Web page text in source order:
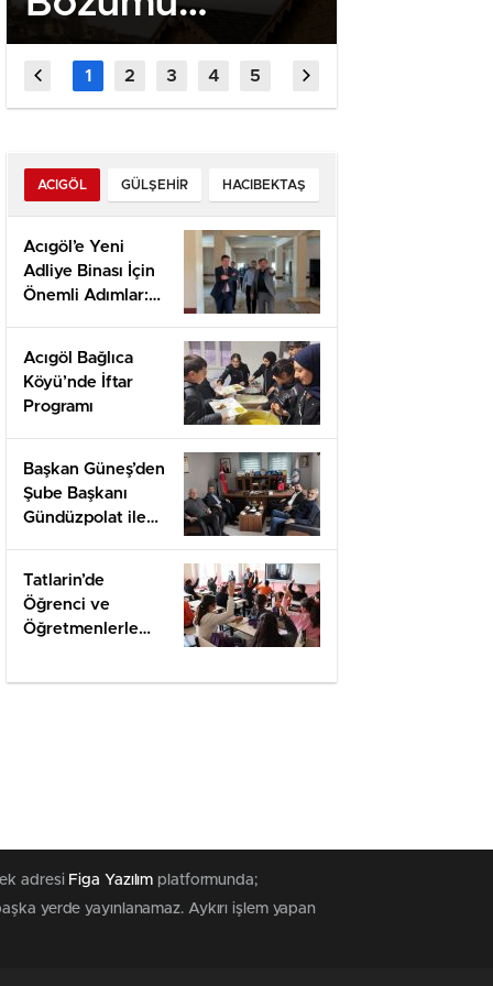
Festivali İçin
Stant
Başladı
ACIGÖL GÜLŞEHIR HACIBEKTAŞ
Acıgöl’e Yeni
Adliye Binası İçin
Önemli Adımlar:
Değerlendirmesi
Acıgöl Bağlıca
Köyü’nde İftar
Programı
Başkan Güneş’den
Şube Başkanı
Gündüzpolat ile
Tatlarin’de
Öğrenci ve
Öğretmenlerle
adresi Figa Yazılım platformunda;
yerde yayınlanamaz. Aykırı işlem yapan